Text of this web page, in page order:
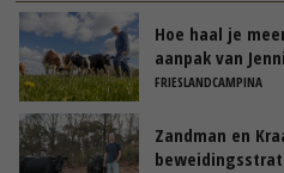
Hoe haal je
aanpak van
FRIESLANDCAMPINA
Zandman en